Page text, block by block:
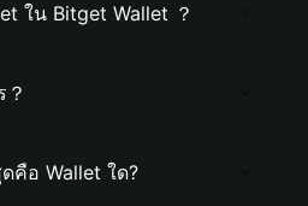
ใน Bitget Wallet ？
คือ Wallet ใด?